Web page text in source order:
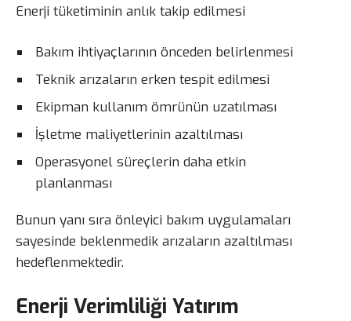
Enerji tüketiminin anlık takip edilmesi
Bakım ihtiyaçlarının önceden belirlenmesi
Teknik arızaların erken tespit edilmesi
Ekipman kullanım ömrünün uzatılması
İşletme maliyetlerinin azaltılması
Operasyonel süreçlerin daha etkin
planlanması
Bunun yanı sıra önleyici bakım uygulamaları
sayesinde beklenmedik arızaların azaltılması
hedeflenmektedir.
Enerji Verimliliği Yatırım